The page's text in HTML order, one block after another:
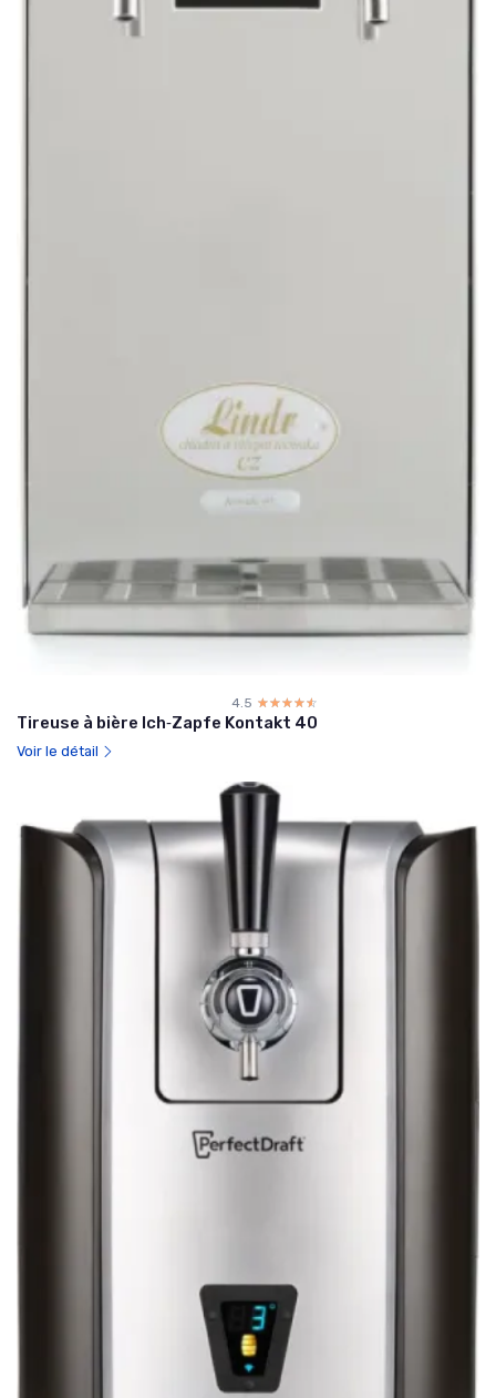
4.5 ☆☆☆☆☆
★★★★★
Tireuse à bière Ich‑Zapfe Kontakt 40
Voir le détail